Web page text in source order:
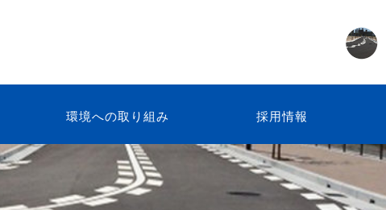
環境への取り組み 採用情報